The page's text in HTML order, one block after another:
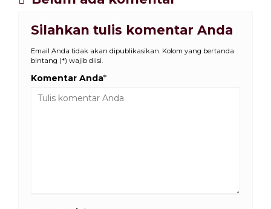
Silahkan tulis komentar Anda
Email Anda tidak akan dipublikasikan. Kolom yang bertanda
bintang (*) wajib diisi.
Komentar Anda*